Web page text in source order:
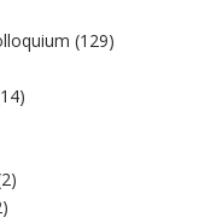
(129)